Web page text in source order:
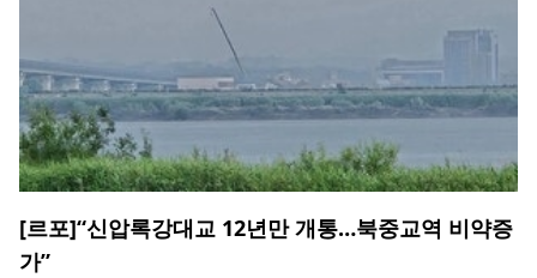
[르포]“신압록강대교 12년만 개통…북중교역 비약증
가”